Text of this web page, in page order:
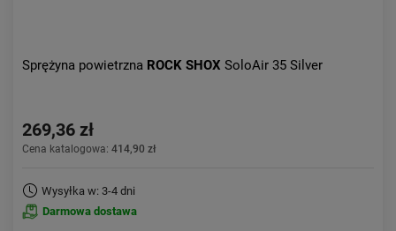
Sprężyna powietrzna ROCK SHOX SoloAir 35 Silver
269,36 zł
Cena katalogowa: 414,90 zł
Wysyłka w: 3-4 dni
Darmowa dostawa